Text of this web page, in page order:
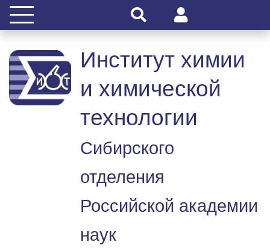
Институт химии
и химической
технологии
Сибирского
отделения
Российской академии
наук